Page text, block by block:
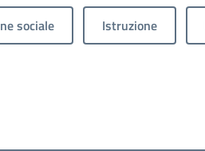
sociale Istruzione